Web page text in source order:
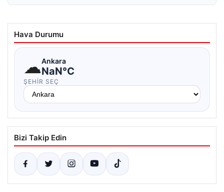
Hava Durumu
☁Ankara
NaN°C
ŞEHIR SEÇ
Bizi Takip Edin